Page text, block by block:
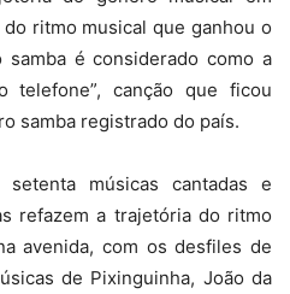
ritmo musical que ganhou o
é considerado como a
telefone”, canção que ficou
samba registrado do país.
músicas cantadas e
refazem a trajetória do ritmo
avenida, com os desfiles de
de Pixinguinha, João da